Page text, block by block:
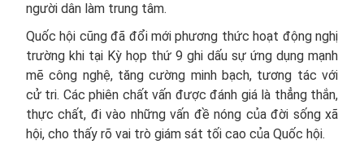
người dân làm trung tâm.
Quốc hội cũng đã đổi mới phương thức hoạt động nghị
trường khi tại Kỳ họp thứ 9 ghi dấu sự ứng dụng mạnh
mẽ công nghệ, tăng cường minh bạch, tương tác với
cử tri. Các phiên chất vấn được đánh giá là thẳng thắn,
thực chất, đi vào những vấn đề nóng của đời sống xã
hội, cho thấy rõ vai trò giám sát tối cao của Quốc hội.